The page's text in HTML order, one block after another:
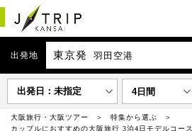
出発地 東京発 羽田空港
出発日：未指定 4日間
大阪旅行・大阪ツアー
特集から選ぶ
カップルにおすすめの大阪旅行 3泊4日モデルコース